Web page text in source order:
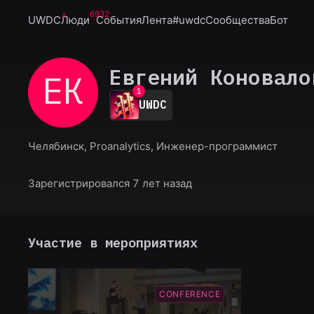
UWDCЛюди6932
СобытияЛента#uwdcСообществаБот
ЕК Евгений
0
1
2
3
5
8
UWDC
Челябинск, Proanalytics, Инженер-программист
Зарегистрировался 7 лет назад
Участие в мероприятиях
CONFERENCE